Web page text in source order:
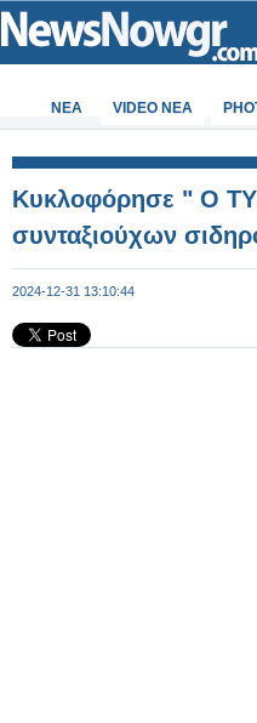
ΝΕΑ VIDEO NEA
Κυκλοφόρησε " Ο
συνταξιούχων
2024-12-31 13:10:44